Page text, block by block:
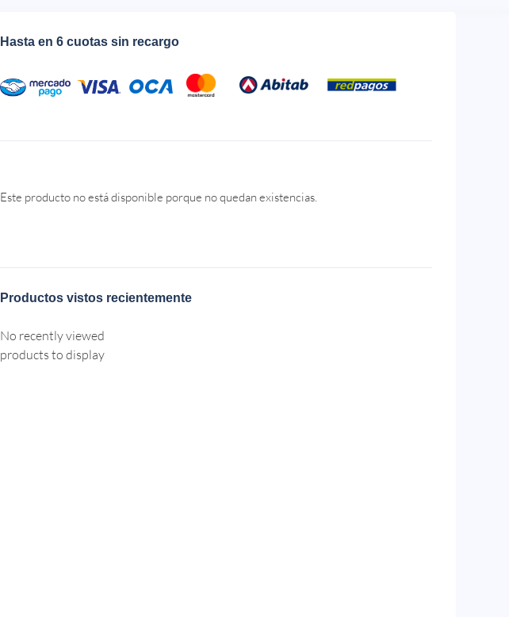
Hasta en 6 cuotas sin recargo
Este producto no está disponible porque no quedan existencias.
Productos vistos recientemente
No recently viewed
products to display